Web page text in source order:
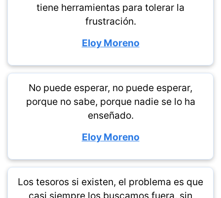
tiene herramientas para tolerar la
frustración.
Eloy Moreno
No puede esperar, no puede esperar,
porque no sabe, porque nadie se lo ha
enseñado.
Eloy Moreno
Los tesoros si existen, el problema es que
casi siempre los buscamos fuera, sin